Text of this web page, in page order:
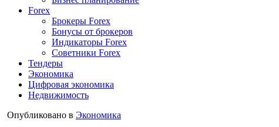
Forex
Брокеры Forex
Бонусы от брокеров
Индикаторы Forex
Советники Forex
Тендеры
Экономика
Цифровая экономика
Недвижимость
Опубликовано в Экономика